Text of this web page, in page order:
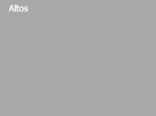
Altos